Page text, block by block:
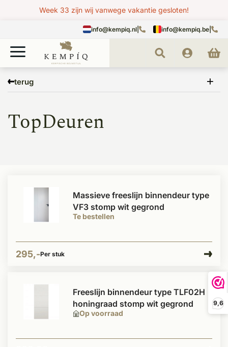
9,6
Week 33 zijn wij vanwege vakantie gesloten!
info@kempiq.nl info@kempiq.be
terug
Merken TopDeuren
TopDeuren
Te bestellen
Massieve freeslijn binnendeur type
VF3 stomp wit gegrond
295,-Per stuk
Op voorraad
Freeslijn binnendeur type TLF02H
honingraad stomp wit gegrond